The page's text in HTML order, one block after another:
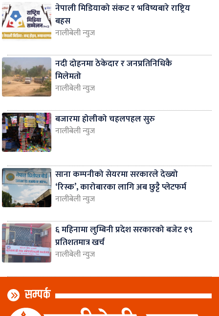
नेपाली मिडियाको संकट र भविष्यबारे राष्ट्रिय
बहस
नालीबेली न्युज
नदी दोहनमा ठेकेदार र जनप्रतिनिधिकै
मिलेमतो
नालीबेली न्युज
बजारमा होलीको चहलपहल सुरु
नालीबेली न्युज
साना कम्पनीको सेयरमा सरकारले देख्यो
‘रिस्क’, कारोबारका लागि अब छुट्टै प्लेटफर्म
नालीबेली न्युज
६ महिनामा लुम्बिनी प्रदेश सरकारको बजेट १९
प्रतिशतमात्र खर्च
नालीबेली न्युज
सम्पर्क